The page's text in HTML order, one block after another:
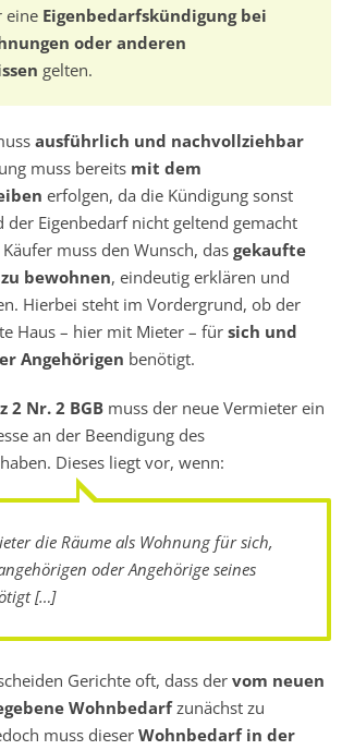
eine Eigenbedarfskündigung bei
oder anderen
gelten.
ausführlich und nachvollziehbar
muss bereits mit dem
erfolgen, da die Kündigung sonst
Eigenbedarf nicht geltend gemacht
muss den Wunsch, das gekaufte
bewohnen, eindeutig erklären und
Hierbei steht im Vordergrund, ob der
Haus – hier mit Mieter – für sich und
Angehörigen benötigt.
2 Nr. 2 BGB muss der neue Vermieter ein
an der Beendigung des
Dieses liegt vor, wenn:
die Räume als Wohnung für sich,
oder Angehörige seines
[…]
Gerichte oft, dass der vom neuen
Wohnbedarfzunächst zu
muss dieser Wohnbedarf in der